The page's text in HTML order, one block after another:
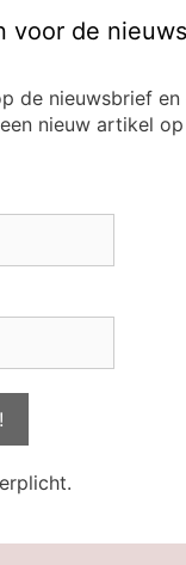
voor de
de nieuwsbrief
nieuw artikel